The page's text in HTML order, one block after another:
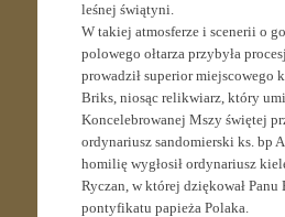
leśnej świątyni.
W takiej atmosferze i scenerii o
polowego ołtarza przybyła
prowadził superior miejscowego
Briks, niosąc relikwiarz, który
Koncelebrowanej Mszy świętej
ordynariusz sandomierski ks. bp
homilię wygłosił ordynariusz
Ryczan, w której dziękował Panu
pontyfikatu papieża Polaka.